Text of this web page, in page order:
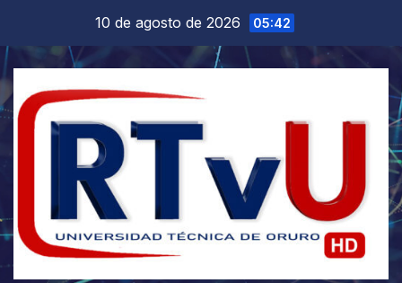
contenido
10 de agosto de 2026 05:42